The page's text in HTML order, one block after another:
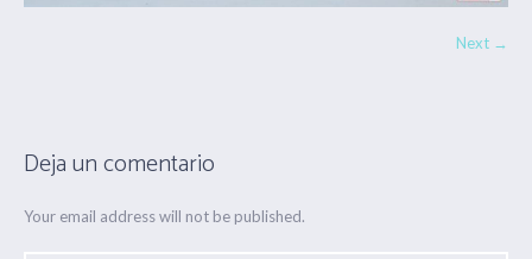
Next →
Deja un comentario
Your email address will not be published.